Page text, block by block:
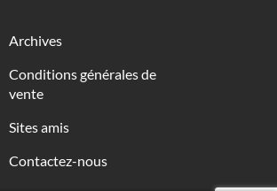
Archives
Conditions générales de
vente
Sites amis
Contactez-nous